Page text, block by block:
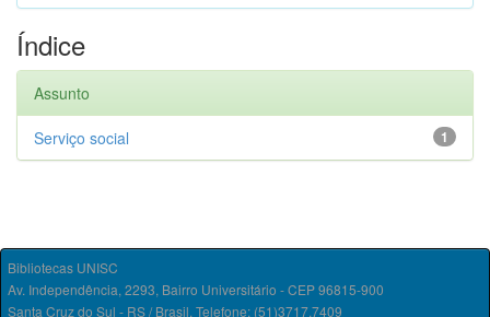
Índice
Assunto
1
Serviço social
Bibliotecas UNISC
Av. Independência, 2293, Bairro Universitário - CEP 96815-900
Santa Cruz do Sul - RS / Brasil. Telefone: (51)3717.7409